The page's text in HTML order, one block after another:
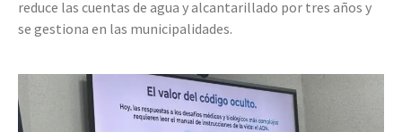
reduce las cuentas de agua y alcantarillado por tres años y
se gestiona en las municipalidades.